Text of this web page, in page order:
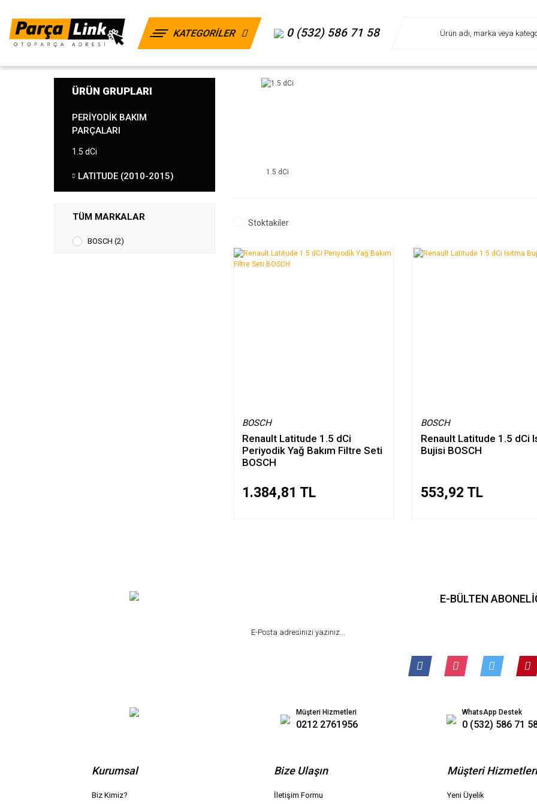
KATEGORİLER 0 (532) 586 71 58
ÜRÜN GRUPLARI
PERIYODIK BAKIM
PARÇALARI
1.5 dCi
LATITUDE (2010-2015)
TÜM MARKALAR
BOSCH (2)
1.5 dCi
Stoktakiler
BOSCH
Renault Latitude 1.5 dCi
Periyodik Yağ Bakım Filtre Seti
BOSCH
1.384,81 TL
BOSCH
Renault Latitude 1.5 dCi
Bujisi BOSCH
553,92 TL
E-BÜLTEN
Müşteri Hizmetleri
0212 2761956
WhatsApp Destek
0 (532) 586 71
Kurumsal
Biz Kimiz?
Bize Ulaşın
İletişim Formu
Müşteri Hizmetleri
Yeni Üyelik